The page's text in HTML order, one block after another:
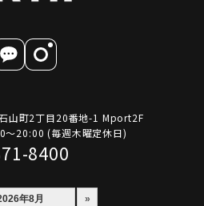
山町2丁目20番地-1 Mport2F
20:00 (毎週木曜定休日)
8400